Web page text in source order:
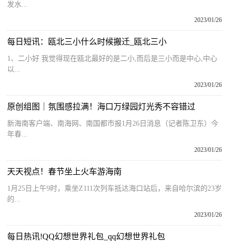
发水...
2023/01/26
每日短讯：瓯北三小什么时候搬迁_瓯北三小
1、二小好 我觉得现在瓯北最好的是二小,而后是三小而是中心,中心
以...
2023/01/26
原创组图｜氛围感拉满！海口万绿园灯光秀不容错过
新海南客户端、南海网、南国都市报1月26日消息（记者陈卫东）今
年春...
2023/01/26
天天视点！春节坐上火车游海南
1月25日上午9时，乘坐Z111次列车抵达海口站后，来自哈尔滨的23岁
的...
2023/01/26
每日热讯!QQ幻想世界礼包_qq幻想世界礼包